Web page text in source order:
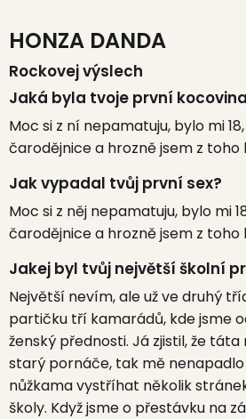
HONZA DANDA
Rockovej výslech
Jaká byla tvoje první
Moc si z ní nepamatuju, bylo mi
čarodějnice a hrozně jsem z toho
Jak vypadal tvůj první sex?
Moc si z něj nepamatuju, bylo mi
čarodějnice a hrozně jsem z toho
Jakej byl tvůj největší školní
Největší nevím, ale už ve druhý
partičku tří kamarádů, kde jsme
ženský přednosti. Já zjistil, že
starý pornáče, tak mě nenapadlo
nůžkama vystříhat několik
školy. Když jsme o přestávku na